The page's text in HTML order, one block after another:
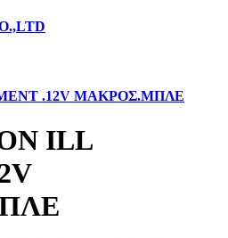
.12V ΜΑΚΡΟΣ.ΜΠΛΕ
ILL